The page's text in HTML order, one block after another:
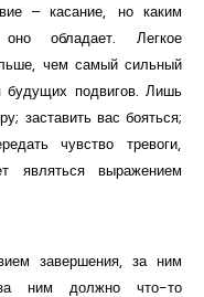
– касание, но каким
обладает. Легкое
чем самый сильный
подвигов. Лишь
заставить вас бояться;
чувство тревоги,
являться выражением
завершения, за ним
за ним должно что-то